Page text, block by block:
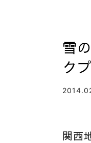
雪
ク
関西